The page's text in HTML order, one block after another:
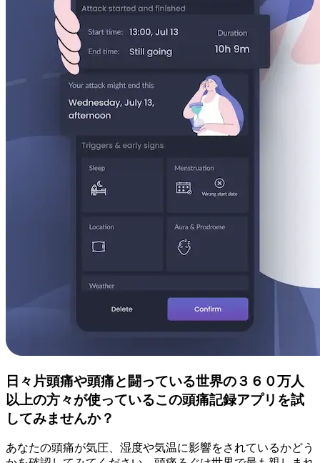
日々片頭痛や頭痛と闘っている世界の３６０万人
以上の方々が使っているこの頭痛記録アプリを試
してみませんか？
あなたの頭痛が気圧、湿度や気温に影響をされているかどう